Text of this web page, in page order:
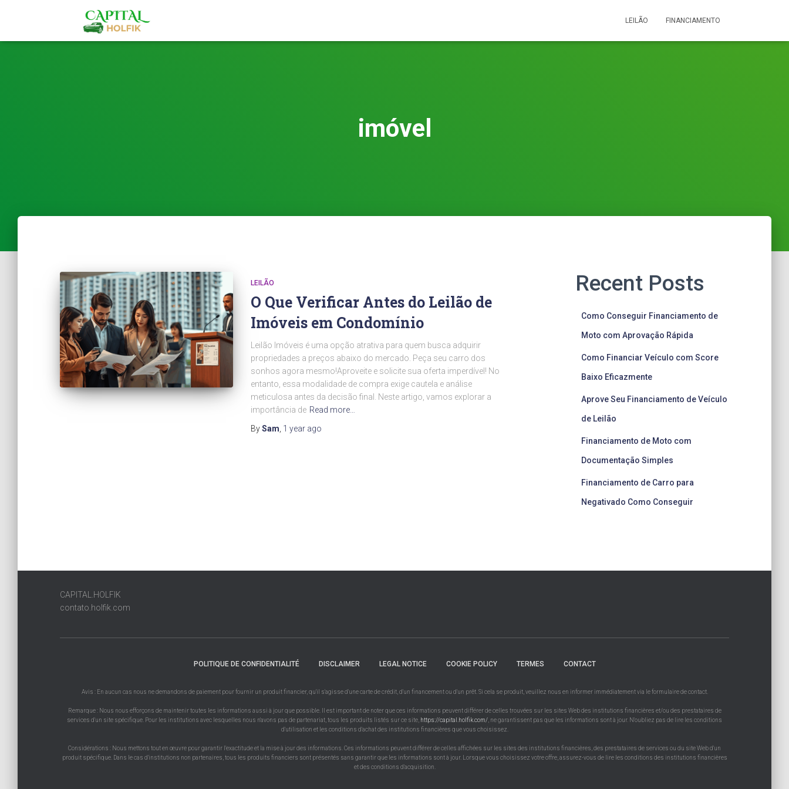
LEILÃO FINANCIAMENTO
imóvel
LEILÃO
O Que Verificar Antes do Leilão de
Imóveis em Condomínio
Leilão Imóveis é uma opção atrativa para quem busca adquirir
propriedades a preços abaixo do mercado. Peça seu carro dos
sonhos agora mesmo!Aproveite e solicite sua oferta imperdível! No
entanto, essa modalidade de compra exige cautela e análise
meticulosa antes da decisão final. Neste artigo, vamos explorar a
importância de Read more…
BySam 1 year ago
Recent Posts
Como Conseguir Financiamento de
Moto com Aprovação Rápida
Como Financiar Veículo com Score
Baixo Eficazmente
Aprove Seu Financiamento de Veículo
de Leilão
Financiamento de Moto com
Documentação Simples
Financiamento de Carro para
Negativado Como Conseguir
CAPITAL.HOLFIK
contato.holfik.com
POLITIQUE DE CONFIDENTIALITÉ DISCLAIMER LEGAL NOTICE COOKIE POLICY TERMES CONTACT
Avis : En aucun cas nous ne demandons de paiement pour fournir un produit financier, qu'il s'agisse d'une carte de crédit, d'un financement ou d'un prêt. Si cela se produit, veuillez nous en informer immédiatement via le formulaire de contact.
Remarque : Nous nous efforçons de maintenir toutes les informations aussi à jour que possible. Il est important de noter que ces informations peuvent différer de celles trouvées sur les sites Web des institutions financières et/ou des prestataires de
services d'un site spécifique. Pour les institutions avec lesquelles nous n'avons pas de partenariat, tous les produits listés sur ce site, https://capital.holfik.com/ , ne garantissent pas que les informations sont à jour. N'oubliez pas de lire les conditions
d'utilisation et les conditions d'achat des institutions financières que vous choisissez.
Considérations : Nous mettons tout en œuvre pour garantir l'exactitude et la mise à jour des informations. Ces informations peuvent différer de celles affichées sur les sites des institutions financières, des prestataires de services ou du site Web d'un
produit spécifique. Dans le cas d'institutions non partenaires, tous les produits financiers sont présentés sans garantir que les informations sont à jour. Lorsque vous choisissez votre offre, assurez-vous de lire les conditions des institutions financières
et des conditions d'acquisition.